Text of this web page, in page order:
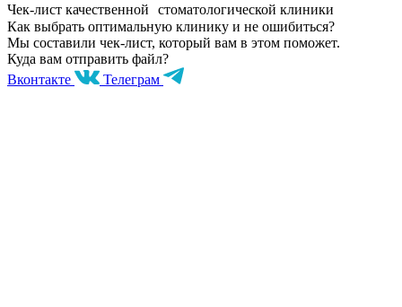
Чек-лист качественной стоматологической клиники
Как выбрать оптимальную клинику и не ошибиться?
Мы составили чек-лист, который вам в этом поможет.
Куда вам отправить файл?
Вконтакте
Телеграм